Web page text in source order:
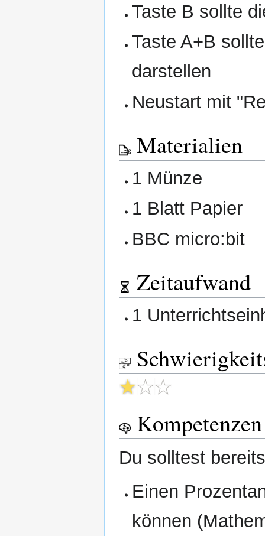
Taste B sollte
Taste A+B
darstellen
Neustart mit
Materialien
1 Münze
1 Blatt Papier
BBC micro:bit
Zeitaufwand
1
Kompetenzen
Du solltest
Einen
können